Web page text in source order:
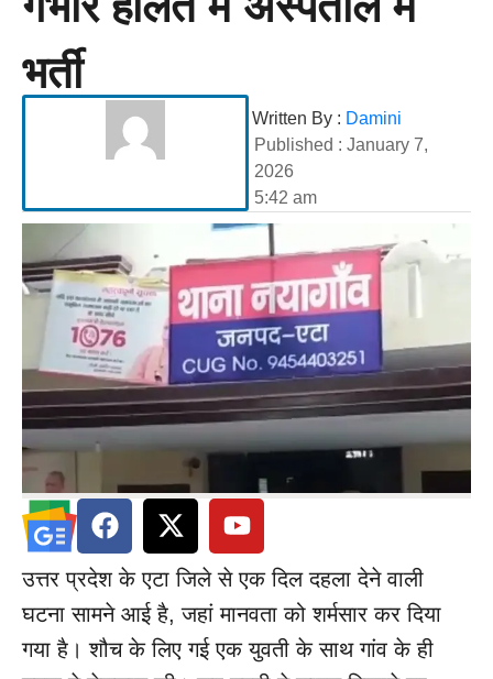
भर्ती
Written By : Damini
Published : January 7,
2026
5:42 am
उत्तर प्रदेश के एटा जिले से एक दिल दहला देने वाली
घटना सामने आई है, जहां मानवता को शर्मसार कर दिया
गया है। शौच के लिए गई एक युवती के साथ गांव के ही